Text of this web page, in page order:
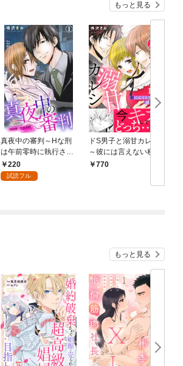
もっと見る
真夜中の審判～Hな刑
は午前零時に執行され
る～ 1【電子版特典付
き】
220
試読フル
ドS男子と溺甘カレシ
～彼には言えない秘蜜
の夜～【電子単行本
770
もっと見る